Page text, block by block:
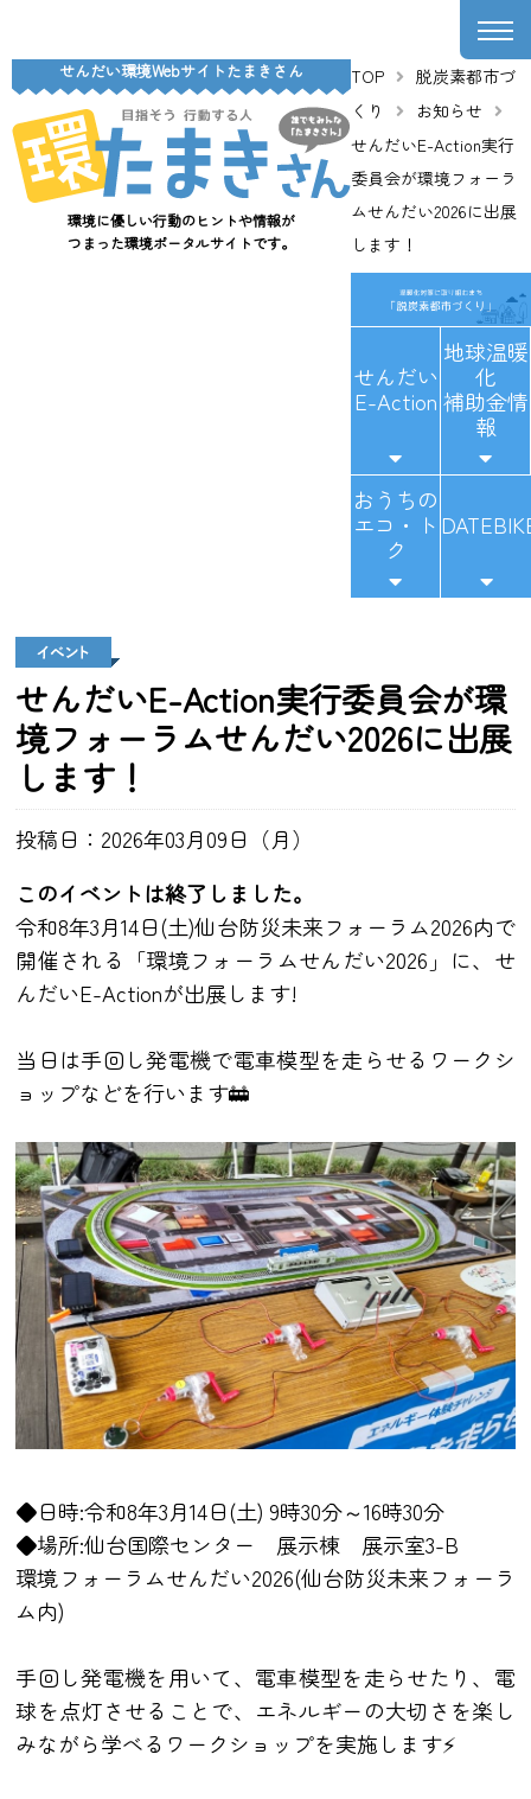
せんだい環境Webサイトたまきさん
環境に優しい行動のヒントや情報が
つまった環境ポータルサイトです。
TOP
脱炭素都市づ
くり
お知らせ
せんだいE-Action実行
委員会が環境フォーラ
ムせんだい2026に出展
します！
せんだい
E-Action
地球温暖
化
補助金情
報
おうちの
エコ・ト
ク
せんだいE-Action実行委員会が環
境フォーラムせんだい2026に出展
します！
投稿日：2026年03月09日（月）
このイベントは終了しました。
令和8年3月14日(土)仙台防災未来フォーラム2026内で
開催される「環境フォーラムせんだい2026」に、せ
んだいE-Actionが出展します!
当日は手回し発電機で電車模型を走らせるワークシ
ョップなどを行います🚋
◆日時:令和8年3月14日(土) 9時30分～16時30分
◆場所:仙台国際センター 展示棟 展示室3-B
環境フォーラムせんだい2026(仙台防災未来フォーラ
ム内)
手回し発電機を用いて、電車模型を走らせたり、電
球を点灯させることで、エネルギーの大切さを楽し
みながら学べるワークショップを実施します⚡